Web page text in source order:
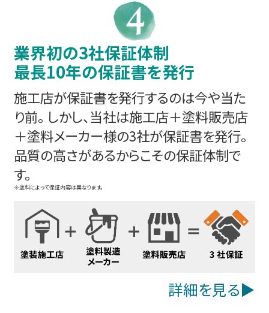
業界初の3社保証体制
最長10年の保証書を発行
施工店が保証書を発行するのは今や当た
り前。 しかし、当社は施工店＋塗料販売店
＋塗料メーカー様の3社が保証書を発行。
品質の高さがあるからこその保証体制で
す。
※塗料によって保証内容は異なります。
詳細を見る▶︎